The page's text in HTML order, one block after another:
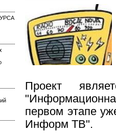
Проект
первом этапе
Информ ТВ".